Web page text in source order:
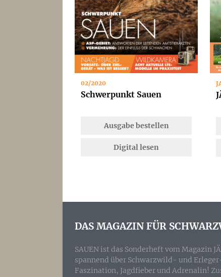
02/2020
Schwerpunkt Sauen
Ausgabe bestellen
Digital lesen
DAS MAGAZIN FÜR
SAUEN ist das Sonderheft vom Magazin
spannend über Schwarzwild- und
Faszination, Jagdfieber und Adrenalin!